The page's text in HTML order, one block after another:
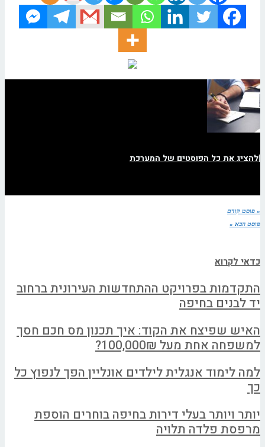
|להציג את כל הפוסטים של המערכת
« פוסט קודם
פוסט הבא »
כדאי לקרוא
התקדמות בפרויקט ההתחדשות העירונית ברחוב
יד לבנים בחיפה
האיש שפיצח את הקוד: איך תכנון מס חכם חסך
למשפחה אחת מעל 100,000₪?
למה לימוד אנגלית לילדים אונליין הפך לנפוץ כל
כך
יותר ויותר בעלי דירות בחיפה בוחרים הוספת
מרפסת פלדה תלויה